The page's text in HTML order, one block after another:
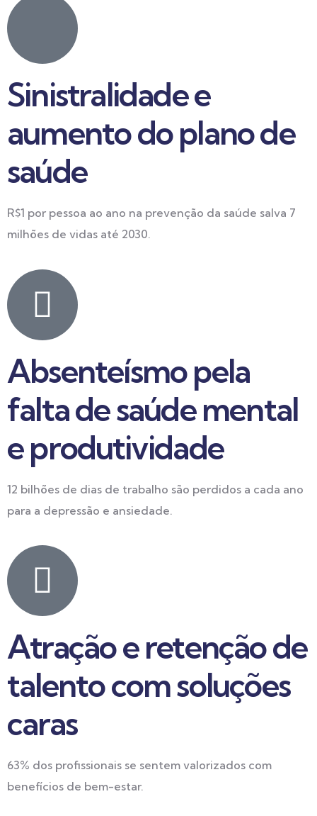
Sinistralidade e
aumento do plano de
saúde
R$1 por pessoa ao ano na prevenção da saúde salva 7
milhões de vidas até 2030.
Absenteísmo pela
falta de saúde mental
e produtividade
12 bilhões de dias de trabalho são perdidos a cada ano
para a depressão e ansiedade.
Atração e retenção de
talento com soluções
caras
63% dos profissionais se sentem valorizados com
benefícios de bem-estar.